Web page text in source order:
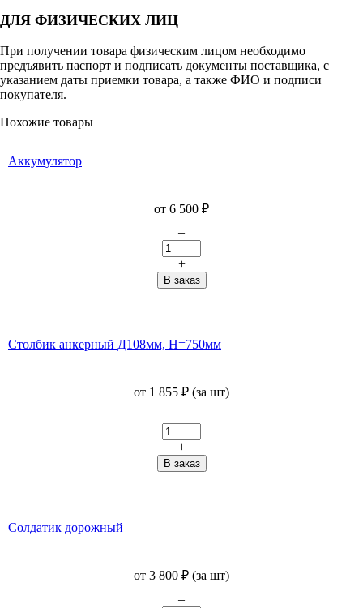
ДЛЯ ФИЗИЧЕСКИХ ЛИЦ
При получении товара физическим лицом необходимо
предъявить паспорт и подписать документы поставщика, с
указанием даты приемки товара, а также ФИО и подписи
покупателя.
Похожие товары
Аккумулятор
от 6 500 ₽
–
+
Столбик анкерный Д108мм, H=750мм
от 1 855 ₽ (за шт)
–
+
Солдатик дорожный
от 3 800 ₽ (за шт)
–